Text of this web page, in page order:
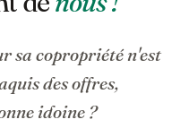
sa copropriété n'est
des offres,
idoine ?